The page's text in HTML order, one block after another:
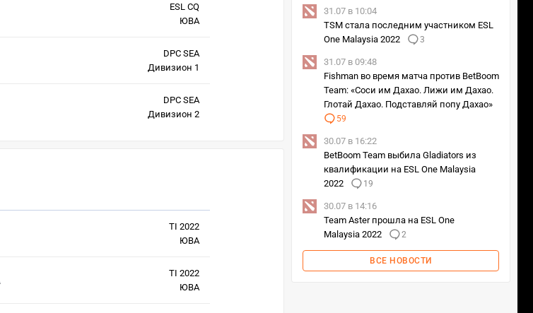
ESL CQ
ЮВА
DPC SEA
Дивизион 1
DPC SEA
Дивизион 2
TI 2022
ЮВА
TI 2022
ЮВА
31.07 в 10:04
TSM стала последним участником ESL
One Malaysia 2022
3
31.07 в 09:48
Fishman во время матча против BetBoom
Team: «Соси им Дахао. Лижи им Дахао.
Глотай Дахао. Подставляй попу Дахао»
59
30.07 в 16:22
BetBoom Team выбила Gladiators из
квалификации на ESL One Malaysia
2022
19
30.07 в 14:16
Team Aster прошла на ESL One
Malaysia 2022
2
ВСЕ НОВОСТИ